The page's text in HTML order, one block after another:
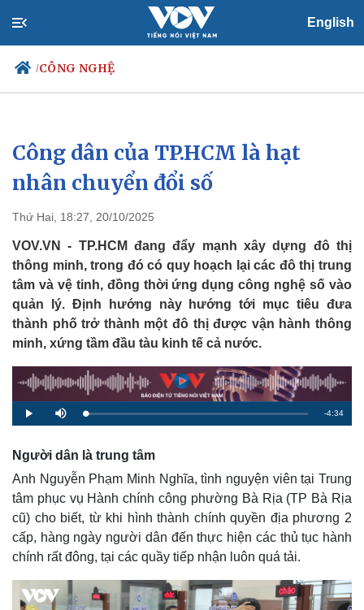
English
/CÔNG NGHỆ
Chính trị
Đảng
Tổ chức nhân sự
Nhận diện sự thật
Xã hội
Tin 24h
Dự báo thời tiết
Việc làm
Biển đảo
Công dân của TP.HCM là hạt
nhân chuyển đổi số
Thứ Hai, 18:27, 20/10/2025
VOV.VN - TP.HCM đang đẩy mạnh xây dựng đô thị
thông minh, trong đó có quy hoạch lại các đô thị trung
tâm và vệ tinh, đồng thời ứng dụng công nghệ số vào
quản lý. Định hướng này hướng tới mục tiêu đưa
thành phố trở thành một đô thị được vận hành thông
minh, xứng tầm đầu tàu kinh tế cả nước.
P
l
M
u
L
o
e
d
2
.
4
%
R
n
n
-4:34
Người dân là trung tâm
Anh Nguyễn Phạm Minh Nghĩa, tình nguyện viên tại Trung
tâm phục vụ Hành chính công phường Bà Rịa (TP Bà Rịa
cũ) cho biết, từ khi hình thành chính quyền địa phương 2
cấp, hàng ngày người dân đến thực hiện các thủ tục hành
chính rất đông, tại các quầy tiếp nhận luôn quá tải.